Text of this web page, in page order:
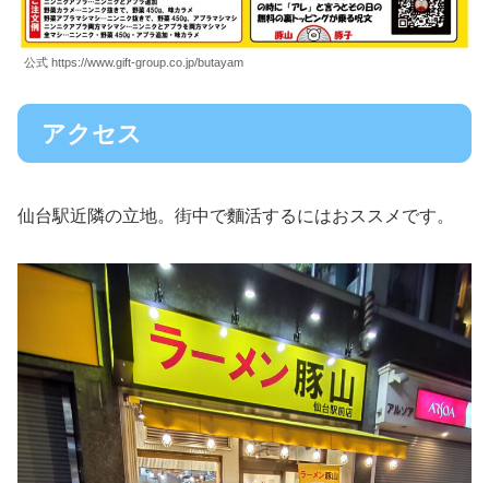
公式 https://www.gift-group.co.jp/butayam
アクセス
仙台駅近隣の立地。街中で麵活するにはおススメです。